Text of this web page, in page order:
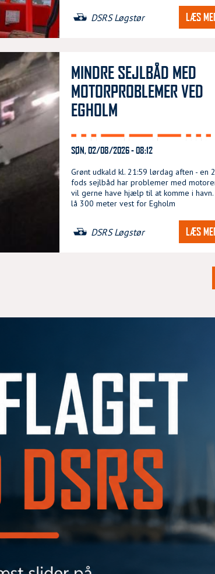
DSRS Løgstør LÆS
MINDRE SEJLBÅD MED
MOTORPROBLEMER VED
EGHOLM
SØN, 02/08/2026 - 08:12
Grønt udkald kl. 21:59 lørdag aften - en
fods sejlbåd har problemer med
vil gerne have hjælp til at komme i havn.
lå 300 meter vest for Egholm
DSRS Løgstør LÆS